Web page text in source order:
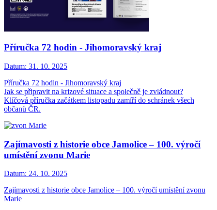
Příručka 72 hodin - Jihomoravský kraj
Datum: 31. 10. 2025
Příručka 72 hodin - Jihomoravský kraj
Jak se připravit na krizové situace a společně je zvládnout?
Klíčová příručka začátkem listopadu zamíří do schránek všech
občanů ČR.
Zajímavosti z historie obce Jamolice – 100. výročí
umístění zvonu Marie
Datum: 24. 10. 2025
Zajímavosti z historie obce Jamolice – 100. výročí umístění zvonu
Marie